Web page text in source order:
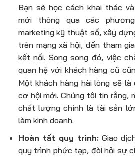
Bạn sẽ học cách khai thác
mới thông qua các
marketing kỹ thuật số, xây
trên mạng xã hội, đến tham
kết nối. Song song đó, việc
quan hệ với khách hàng cũ
Một khách hàng hài lòng sẽ là
cơ hội mới. Chúng tôi tin rằng,
chất lượng chính là tài sản
làm kinh doanh.
Hoàn tất quy trình:Giao
quy trình phức tạp, đòi hỏi sự